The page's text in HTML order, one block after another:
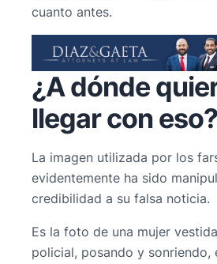
cuanto antes.
¿A dónde
llegar con eso?
La imagen utilizada por los
evidentemente ha sido
credibilidad a su falsa noticia.
Es la foto de una mujer
policial, posando y sonriendo,